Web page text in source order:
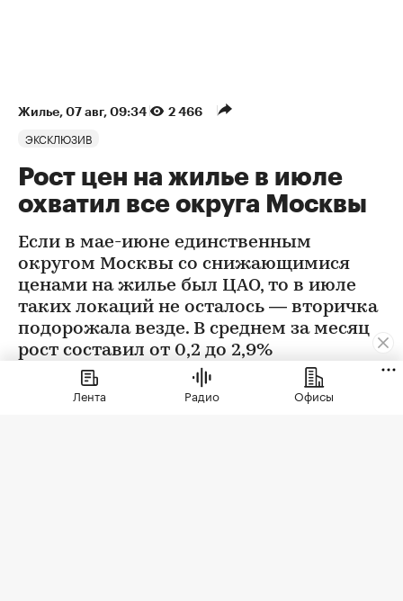
Жилье 07 авг, 09:34 2 466
ЭКСКЛЮЗИВ
Рост цен на жилье в июле
охватил все округа Москвы
Если в мае-июне единственным
округом Москвы со снижающимися
ценами на жилье был ЦАО, то в июле
таких локаций не осталось — вторичка
подорожала везде. В среднем за месяц
рост составил от 0,2 до 2,9%
Лента Радио Офисы